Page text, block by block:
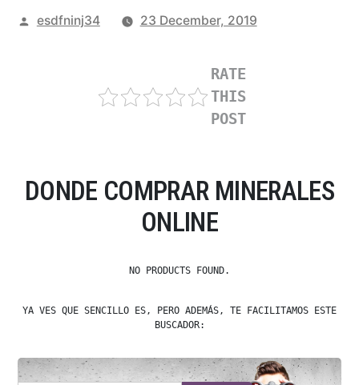
Posted
esdfninj34 23 December, 2019
RATE
THIS
POST
DONDE COMPRAR MINERALES
ONLINE
NO PRODUCTS FOUND.
YA VES QUE SENCILLO ES, PERO ADEMÁS, TE FACILITAMOS ESTE
BUSCADOR: